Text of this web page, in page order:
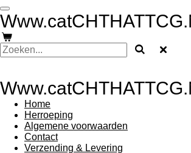
Ga
direct
naar
de
hoofdinhoud
Home
Herroeping
Algemene voorwaarden
Contact
Verzending & Levering